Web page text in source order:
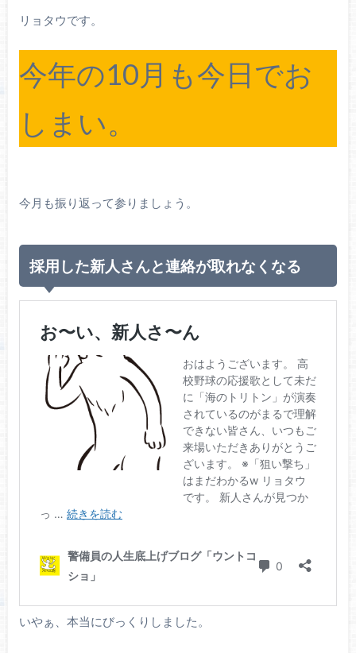
リョタウです。
今年の10月も今日でお
しまい。
今月も振り返って参りましょう。
採用した新人さんと連絡が取れなくなる
いやぁ、本当にびっくりしました。